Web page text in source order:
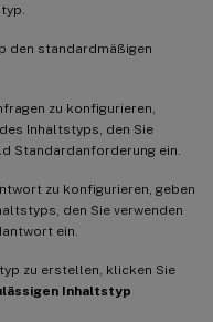
den standardmäßigen
zu konfigurieren,
Inhaltstyps, den Sie
Standardanforderung ein.
zu konfigurieren, geben
den Sie verwenden
ein.
zu erstellen, klicken Sie
Inhaltstyp